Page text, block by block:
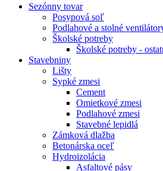
Sezónny tovar
Posypová soľ
Podlahové a stolné
Školské potreby
Školské potreby -
Stavebniny
Lišty
Sypké zmesi
Cement
Omietkové zmesi
Podlahové zmesi
Stavebné lepidlá
Zámková dlažba
Betonárska oceľ
Hydroizolácia
Asfaltové pásy